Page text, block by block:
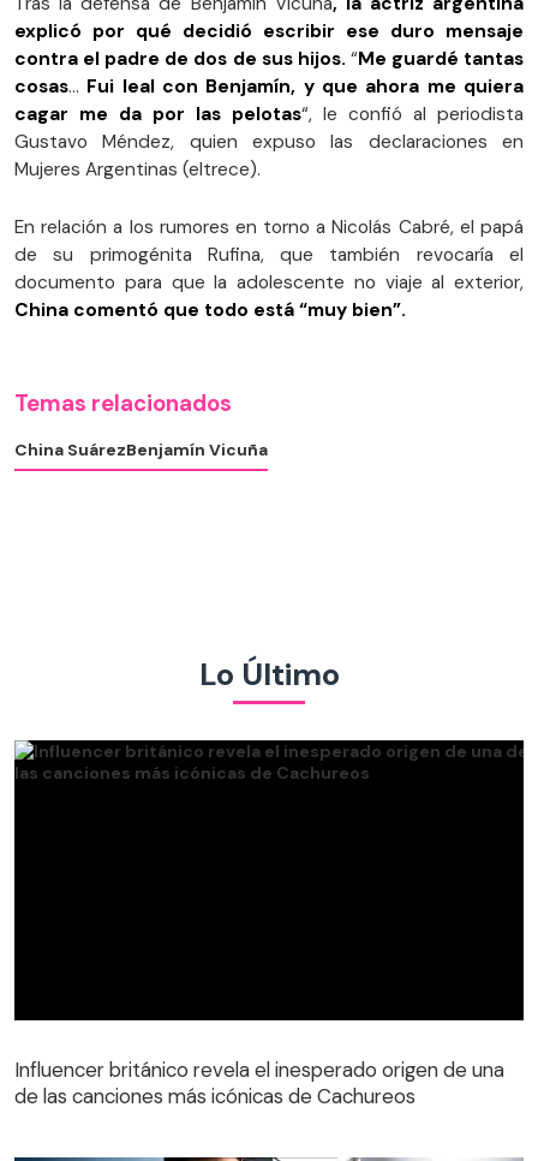
explicó por qué decidió escribir ese duro mensaje
contra el padre de dos de sus hijos. “Me guardé tantas
cosas... Fui leal con Benjamín, y que ahora me quiera
cagar me da por las pelotas“, le confió al periodista
Gustavo Méndez, quien expuso las declaraciones en
Mujeres Argentinas (eltrece).
En relación a los rumores en torno a Nicolás Cabré, el papá
de su primogénita Rufina, que también revocaría el
documento para que la adolescente no viaje al exterior,
China comentó que todo está “muy bien”.
Temas relacionados
China SuárezBenjamín Vicuña
Lo Último
Influencer británico revela el inesperado origen de una
de las canciones más icónicas de Cachureos